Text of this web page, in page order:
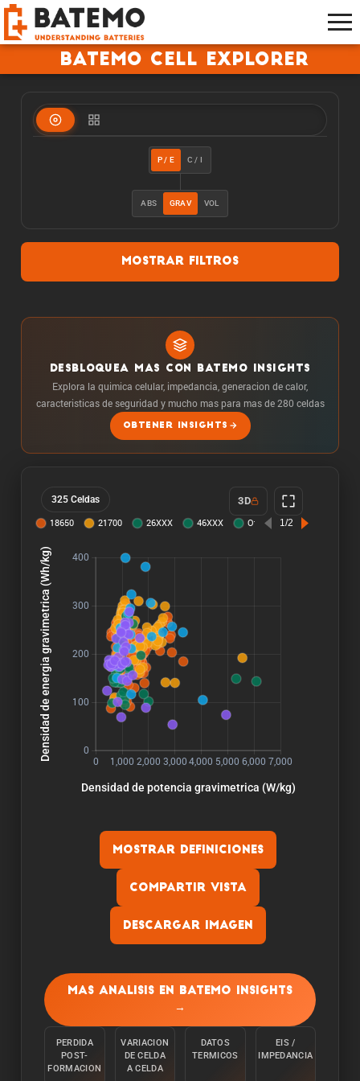
Batemo Cell Explorer
P / E C / I
ABS GRAV VOL
Mostrar filtros
DESBLOQUEA MAS CON BATEMO INSIGHTS
Explora la quimica celular, impedancia, generacion de calor,
caracteristicas de seguridad y mucho mas para mas de 280 celdas
OBTENER INSIGHTS
325 Celdas 3D
Mostrar definiciones
Compartir vista
Descargar imagen
La capacidad se mide descargando la celula a
una temperatura ambiente de 25°C desde el
100% con una corriente constante C/10 hasta
Energia:
Mas analisis en Batemo Insights
→
PERDIDA
POST-
FORMACION
VARIACION
DE CELDA
A CELDA
DATOS
TERMICOS
EIS /
IMPEDANCIA